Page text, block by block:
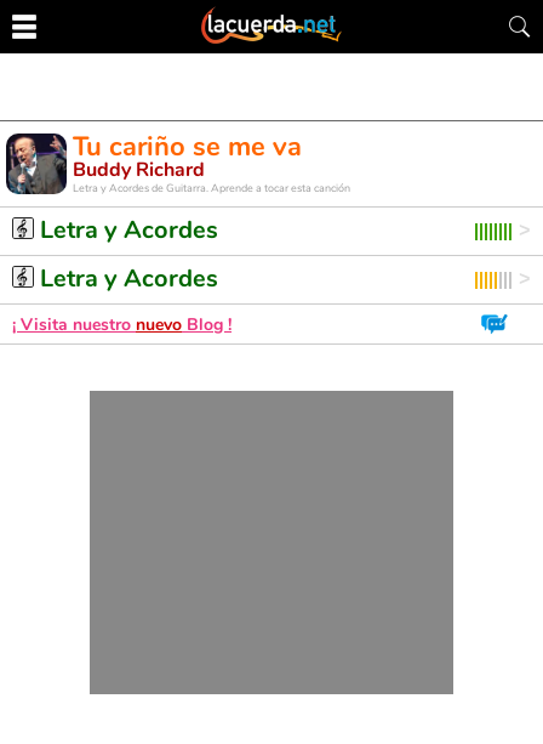
Tu cariño se me va
Buddy Richard
Letra y Acordes de Guitarra. Aprende a tocar esta canción
Letra y Acordes
Letra y Acordes
¡ Visita nuestro nuevo Blog !